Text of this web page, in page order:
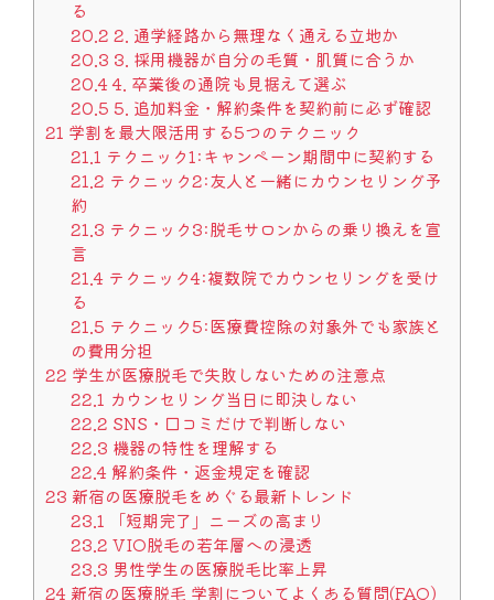
る
20.2 2. 通学経路から無理なく通える立地か
20.3 3. 採用機器が自分の毛質・肌質に合うか
20.44. 卒業後の通院も見据えて選ぶ
20.5 5. 追加料金・解約条件を契約前に必ず確認
21 学割を最大限活用する5つのテクニック
21.1 テクニック1:キャンペーン期間中に契約する
21.2 テクニック2:友人と一緒にカウンセリング予
約
21.3 テクニック3:脱毛サロンからの乗り換えを宣
言
21.4テクニック4:複数院でカウンセリングを受け
る
21.5 テクニック5:医療費控除の対象外でも家族と
の費用分担
22 学生が医療脱毛で失敗しないための注意点
22.1 カウンセリング当日に即決しない
22.2 SNS・口コミだけで判断しない
22.3 機器の特性を理解する
22.4解約条件・返金規定を確認
23 新宿の医療脱毛をめぐる最新トレンド
23.1 「短期完了」ニーズの高まり
23.2 VIO脱毛の若年層への浸透
23.3 男性学生の医療脱毛比率上昇
24 新宿の医療脱毛 学割についてよくある質問(FAQ)